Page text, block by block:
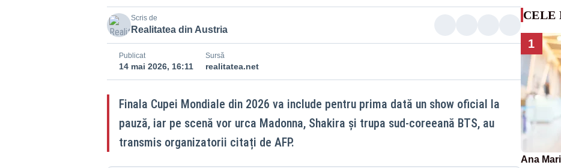
Scris de
Realitatea din Austria
Publicat
14 mai 2026, 16:11
Sursă
realitatea.net
Finala Cupei Mondiale din 2026 va include pentru prima dată un show oficial la
pauză, iar pe scenă vor urca Madonna, Shakira și trupa sud-coreeană BTS, au
transmis organizatorii citați de AFP.
1
Ana